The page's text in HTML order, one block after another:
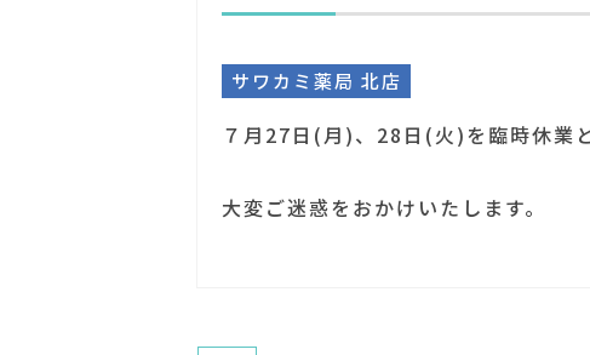
サワカミ薬局 北店
７月27日(月)、28日(火)を臨時休業
大変ご迷惑をおかけいたします。